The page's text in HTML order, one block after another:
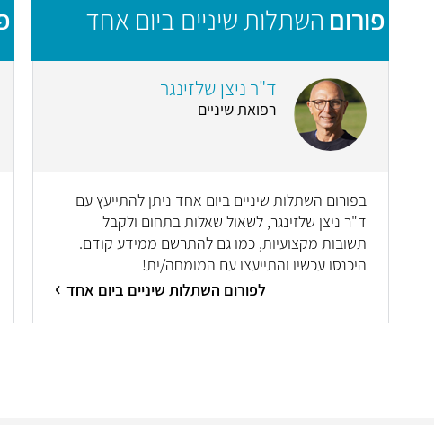
פורום השתלות שיניים ביום אחד
ד"ר ניצן שלזינגר
רפואת שיניים
בפורום השתלות שיניים ביום אחד ניתן להתייעץ עם
ד"ר ניצן שלזינגר, לשאול שאלות בתחום ולקבל
תשובות מקצועיות, כמו גם להתרשם ממידע קודם.
היכנסו עכשיו והתייעצו עם המומחה/ית!
לפורום השתלות שיניים ביום אחד